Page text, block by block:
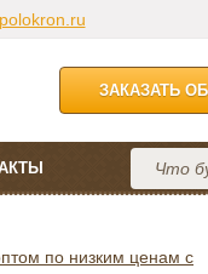
ЗАКАЗАТЬ
по низким ценам с